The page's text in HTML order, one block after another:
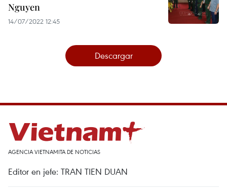
Nguyen
14/07/2022 12:45
Descargar
AGENCIA VIETNAMITA DE NOTICIAS
Editor en jefe: TRAN TIEN DUAN